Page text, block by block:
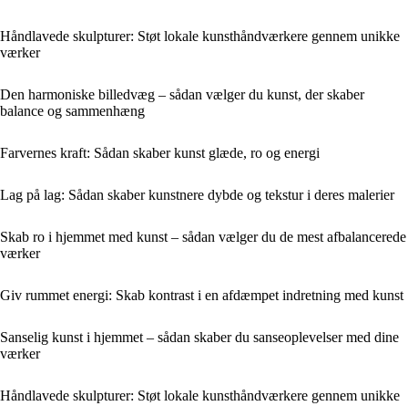
Håndlavede skulpturer: Støt lokale kunsthåndværkere gennem unikke
værker
Den harmoniske billedvæg – sådan vælger du kunst, der skaber
balance og sammenhæng
Farvernes kraft: Sådan skaber kunst glæde, ro og energi
Lag på lag: Sådan skaber kunstnere dybde og tekstur i deres malerier
Skab ro i hjemmet med kunst – sådan vælger du de mest afbalancerede
værker
Giv rummet energi: Skab kontrast i en afdæmpet indretning med kunst
Sanselig kunst i hjemmet – sådan skaber du sanseoplevelser med dine
værker
Håndlavede skulpturer: Støt lokale kunsthåndværkere gennem unikke